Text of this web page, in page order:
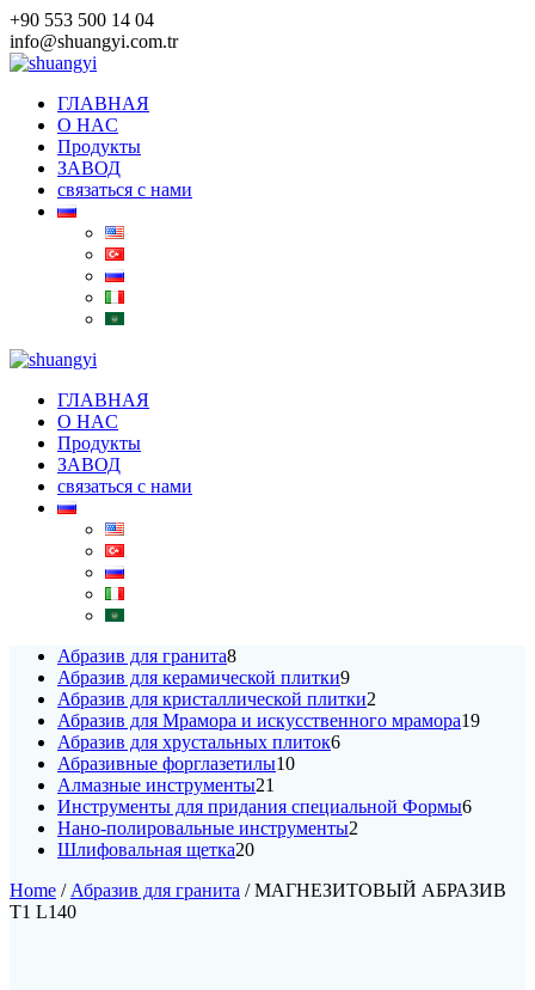
Skip
to
content
+90 553 500 14 04
info@shuangyi.com.tr
ГЛАВНАЯ
O HAC
Продукты
ЗАВОД
связаться с нами
ГЛАВНАЯ
O HAC
Продукты
ЗАВОД
связаться с нами
Абразив для гранита88
products
Абразив для керамической плитки99
products
Абразив для кристаллической плитки2
products
Абразив для Мрамора и искусственного мрамора1919
Абразив для хрустальных плиток66
Абразивные форглазетилы1010
Алмазные инструменты21
products
Инструменты для придания специальной Формы66
Нано-полировальные инструменты2
Шлифовальная щетка2020
Home / Абразив для гранита / МАГНЕЗИТОВЫЙ АБРАЗИВ
T1 L140